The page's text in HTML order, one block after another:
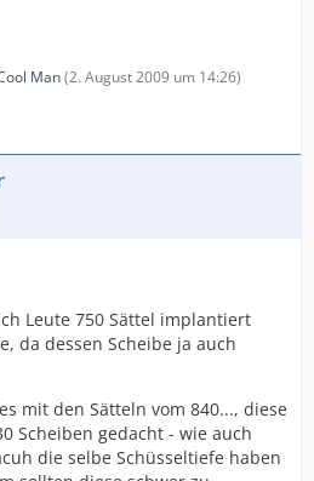
Man(2. August 2009 um 14:26)
Leute 750 Sättel implantiert
da dessen Scheibe ja auch
mit den Sätteln vom 840..., diese
Scheiben gedacht - wie auch
die selbe Schüsseltiefe haben